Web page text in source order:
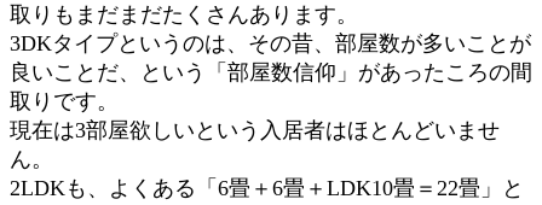
取りもまだまだたくさんあります。
3DKタイプというのは、その昔、部屋数が多いことが
良いことだ、という「部屋数信仰」があったころの間
取りです。
現在は3部屋欲しいという入居者はほとんどいませ
ん。
2LDKも、よくある「6畳＋6畳＋LDK10畳＝22畳」と